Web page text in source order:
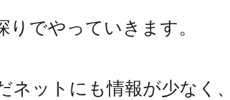
でやっていきます。
ットにも情報が少なく、